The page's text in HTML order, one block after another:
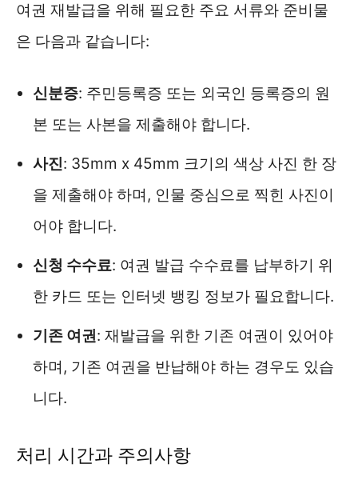
여권 재발급을 위해 필요한 주요 서류와 준비물
은 다음과 같습니다:
신분증: 주민등록증 또는 외국인 등록증의 원
본 또는 사본을 제출해야 합니다.
사진: 35mm x 45mm 크기의 색상 사진 한 장
을 제출해야 하며, 인물 중심으로 찍힌 사진이
어야 합니다.
신청 수수료: 여권 발급 수수료를 납부하기 위
한 카드 또는 인터넷 뱅킹 정보가 필요합니다.
기존 여권: 재발급을 위한 기존 여권이 있어야
하며, 기존 여권을 반납해야 하는 경우도 있습
니다.
처리 시간과 주의사항